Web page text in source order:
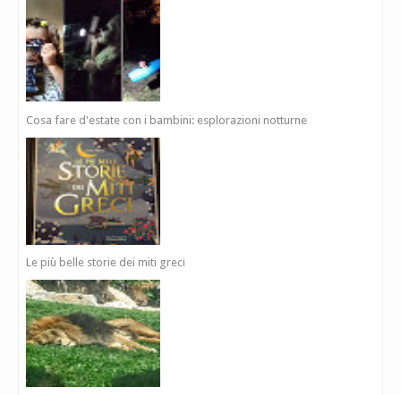
Cosa fare d'estate con i bambini: esplorazioni notturne
Le più belle storie dei miti greci